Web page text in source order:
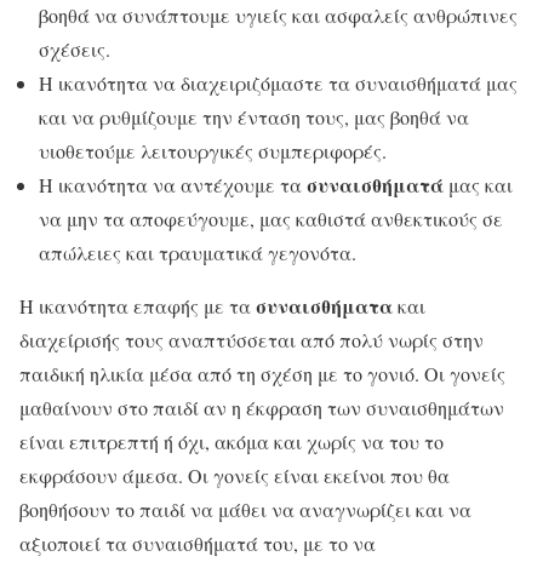
βοηθά να συνάπτουμε υγιείς και ασφαλείς ανθρώπινες
σχέσεις.
Η ικανότητα να διαχειριζόμαστε τα συναισθήματά μας
και να ρυθμίζουμε την ένταση τους, μας βοηθά να
υιοθετούμε λειτουργικές συμπεριφορές.
Η ικανότητα να αντέχουμε τασυναισθήματά μας και
να μην τα αποφεύγουμε, μας καθιστά ανθεκτικούς σε
απώλειες και τραυματικά γεγονότα.
Η ικανότητα επαφής με τασυναισθήματακαι
διαχείρισής τους αναπτύσσεται από πολύ νωρίς στην
παιδική ηλικία μέσα από τη σχέση με το γονιό. Οι γονείς
μαθαίνουν στο παιδί αν η έκφραση των συναισθημάτων
είναι επιτρεπτή ή όχι, ακόμα και χωρίς να του το
εκφράσουν άμεσα. Οι γονείς είναι εκείνοι που θα
βοηθήσουν το παιδί να μάθει να αναγνωρίζει και να
αξιοποιεί τα συναισθήματά του, με το να